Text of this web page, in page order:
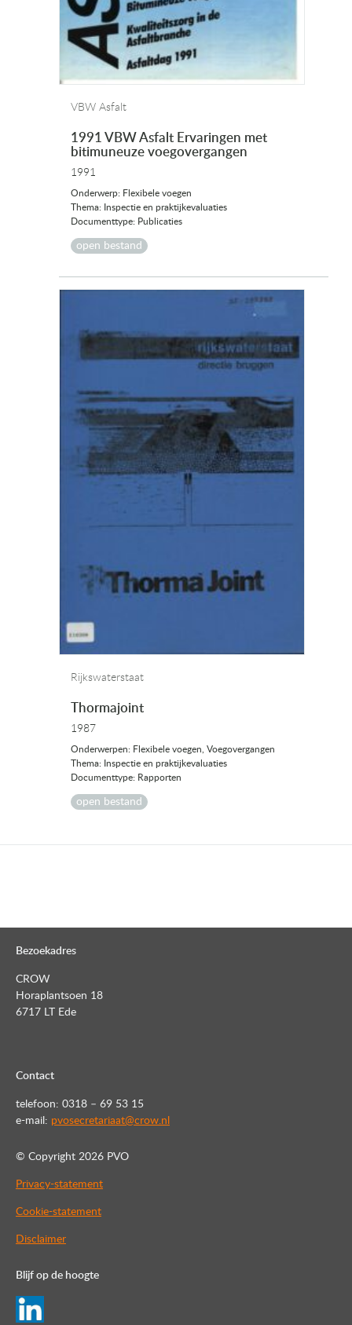
VBW Asfalt
1991 VBW Asfalt Ervaringen met
bitimuneuze voegovergangen
1991
Onderwerp: Flexibele voegen
Thema: Inspectie en praktijkevaluaties
Documenttype: Publicaties
open bestand
Rijkswaterstaat
Thormajoint
1987
Onderwerpen: Flexibele voegen, Voegovergangen
Thema: Inspectie en praktijkevaluaties
Documenttype: Rapporten
open bestand
Bezoekadres
CROW
Horaplantsoen 18
6717 LT Ede
Contact
telefoon: 0318 – 69 53 15
e-mail: pvosecretariaat@crow.nl
© Copyright 2026 PVO
Privacy-statement
Cookie-statement
Disclaimer
Blijf op de hoogte